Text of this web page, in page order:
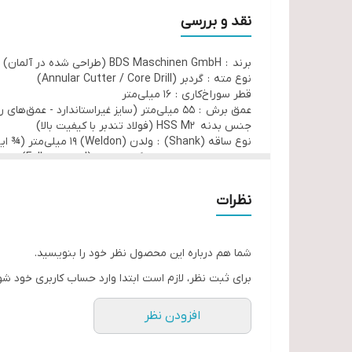
نقد و بررسی
برند : BDS Maschinen GmbH (طراحی شده در آلمان)
نوع مته : گردبر (Annular Cutter / Core Drill)
قطر سوراخ‌کاری : 16 میلی‌متر
عمق برش : 55 میلی‌متر (سایز غیراستاندارد - عمق‌های رایج: ۳۰، ۵۵، ۱۱۰mm)
جنس بدنه HSS M2 (فولاد تندبر با کیفیت بالا)
نوع ساقه (Shank) : ولدن (Weldon) ۱۹ میلی‌متر (¾ اینچ)
پرداخت سطح : تمام‌سنگ‌زنی شده (Fully-ground) برای دقت بالا
نظرات
شما هم درباره این محصول نظر خود را بنویسید.
برای ثبت نظر، لازم است ابتدا وارد حساب کاربری خود
افزودن نظر